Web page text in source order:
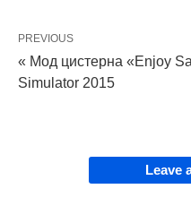
PREVIOUS
« Мод цистерна «Enjoy
Simulator 2015
Leave